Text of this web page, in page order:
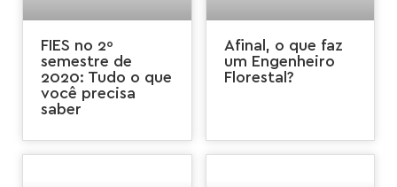
FIES no 2º
semestre de
2020: Tudo o que
você precisa
saber
Afinal, o que faz
um Engenheiro
Florestal?